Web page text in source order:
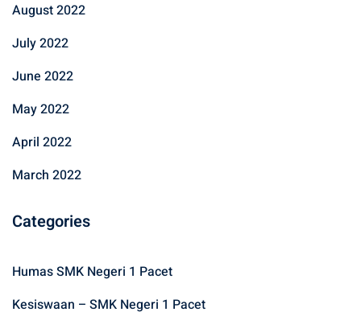
August 2022
July 2022
June 2022
May 2022
April 2022
March 2022
Categories
Humas SMK Negeri 1 Pacet
Kesiswaan – SMK Negeri 1 Pacet